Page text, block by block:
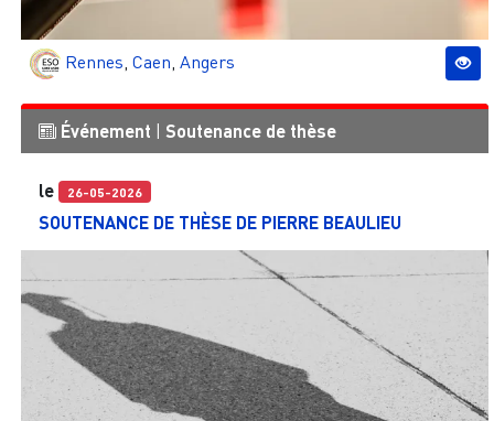
Rennes, Caen, Angers
Événement Soutenance de thèse
le 26-05-2026
SOUTENANCE DE THÈSE DE PIERRE BEAULIEU